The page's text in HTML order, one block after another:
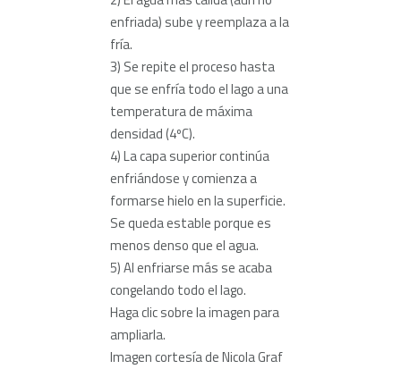
enfriada) sube y reemplaza a la
fría.
3) Se repite el proceso hasta
que se enfría todo el lago a una
temperatura de máxima
densidad (4ºC).
4)La capa superior continúa
enfriándose y comienza a
formarse hielo en la superficie.
Se queda estable porque es
menos denso que el agua.
5) Al enfriarse más se acaba
congelando todo el lago.
Haga clic sobre la imagen para
ampliarla.
Imagen cortesía de Nicola Graf